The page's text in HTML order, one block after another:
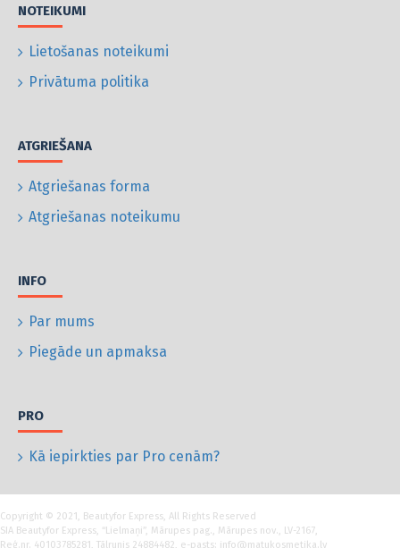
NOTEIKUMI
Lietošanas noteikumi
Privātuma politika
ATGRIEŠANA
Atgriešanas forma
Atgriešanas noteikumu
INFO
Par mums
Piegāde un apmaksa
PRO
Kā iepirkties par Pro cenām?
Copyright © 2021, Beautyfor Express, All Rights Reserved
SIA Beautyfor Express, “Lielmaņi”, Mārupes pag., Mārupes nov., LV-2167,
Reģ.nr. 40103785281, Tālrunis 24884482, e-pasts: info@matukosmetika.lv